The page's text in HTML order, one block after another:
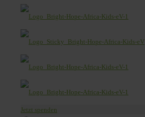
Jetzt spenden